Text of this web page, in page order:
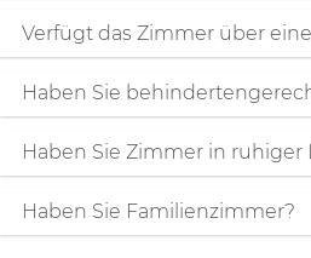
Verfügt das Zimmer über
Haben Sie
Haben Sie Zimmer in ruhiger
Haben Sie Familienzimmer?